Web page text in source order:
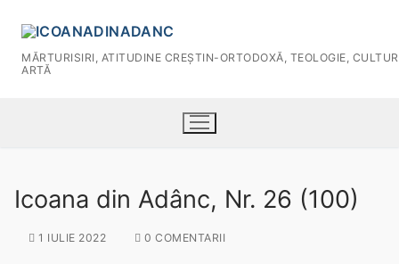
MĂRTURISIRI, ATITUDINE CREŞTIN-ORTODOXĂ, TEOLOGIE,
ARTĂ
Icoana din Adânc, Nr. 26 (100)
1 IULIE 2022 0 COMENTARII